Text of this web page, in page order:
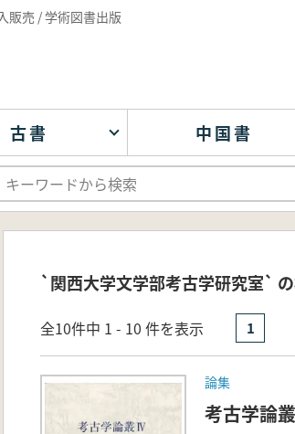
販売 / 学術図書出版
古書 中国書
`関西大学文学部考古学研究室`
全10件中 1 - 10 件を表示 1
論集
考古学論